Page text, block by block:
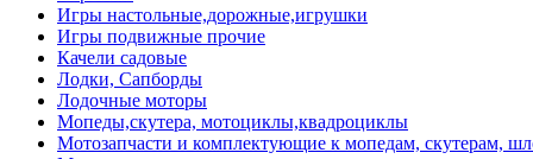
Игры настольные,дорожные,игрушки
Игры подвижные прочие
Качели садовые
Лодки, Сапборды
Лодочные моторы
Мопеды,скутера, мотоциклы,квадроциклы
Мотозапчасти и комплектующие к мопедам, скутерам,